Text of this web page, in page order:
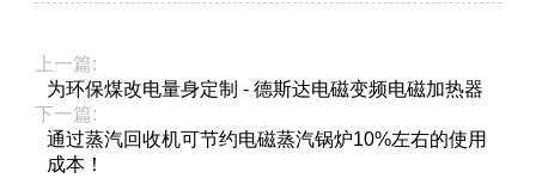
上一篇:
为环保煤改电量身定制 - 德斯达电磁变频电磁加热器
下一篇:
通过蒸汽回收机可节约电磁蒸汽锅炉10%左右的使用
成本！